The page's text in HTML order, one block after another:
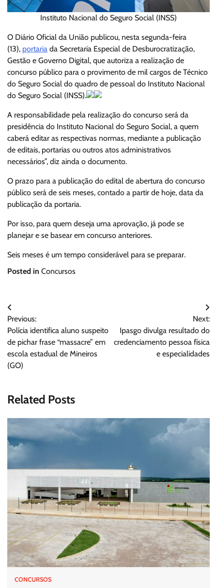
Instituto Nacional do Seguro Social (INSS)
O Diário Oficial da União publicou, nesta segunda-feira
(13), portaria da Secretaria Especial de Desburocratização,
Gestão e Governo Digital, que autoriza a realização de
concurso público para o provimento de mil cargos de Técnico
do Seguro Social do quadro de pessoal do Instituto Nacional
do Seguro Social (INSS).
A responsabilidade pela realização do concurso será da
presidência do Instituto Nacional do Seguro Social, a quem
caberá editar as respectivas normas, mediante a publicação
de editais, portarias ou outros atos administrativos
necessários”, diz ainda o documento.
O prazo para a publicação do edital de abertura do concurso
público será de seis meses, contado a partir de hoje, data da
publicação da portaria.
Por isso, para quem deseja uma aprovação, já pode se
planejar e se basear em concurso anteriores.
Seis meses é um tempo considerável para se preparar.
Posted in Concursos
Navegação
de
Post
Previous:
Polícia identifica aluno suspeito
de pichar frase “massacre” em
escola estadual de Mineiros
(GO)
Next:
Ipasgo divulga resultado do
credenciamento pessoa física
e especialidades
Related Posts
CONCURSOS